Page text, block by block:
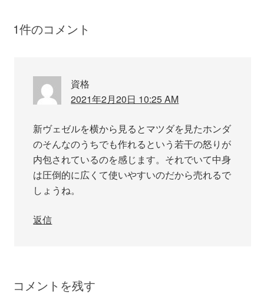
1件のコメント
資格
2021年2月20日 10:25 AM
新ヴェゼルを横から見るとマツダを見たホンダ
のそんなのうちでも作れるという若干の怒りが
内包されているのを感じます。それでいて中身
は圧倒的に広くて使いやすいのだから売れるで
しょうね。
返信
コメントを残す